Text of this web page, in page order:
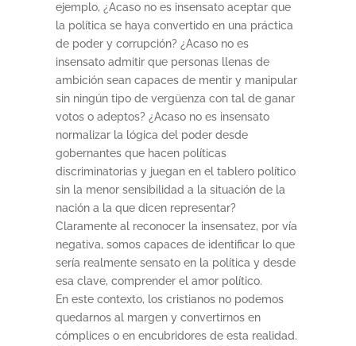
ejemplo, ¿Acaso no es insensato aceptar que
la política se haya convertido en una práctica
de poder y corrupción? ¿Acaso no es
insensato admitir que personas llenas de
ambición sean capaces de mentir y manipular
sin ningún tipo de vergüenza con tal de ganar
votos o adeptos? ¿Acaso no es insensato
normalizar la lógica del poder desde
gobernantes que hacen políticas
discriminatorias y juegan en el tablero político
sin la menor sensibilidad a la situación de la
nación a la que dicen representar?
Claramente al reconocer la insensatez, por vía
negativa, somos capaces de identificar lo que
sería realmente sensato en la política y desde
esa clave, comprender el amor político.
En este contexto, los cristianos no podemos
quedarnos al margen y convertirnos en
cómplices o en encubridores de esta realidad.